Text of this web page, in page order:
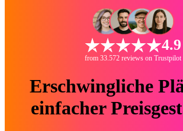
4.9
from 33.572 reviews on Trustpilot
Erschwingliche
einfacher